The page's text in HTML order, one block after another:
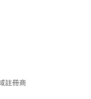
註冊商